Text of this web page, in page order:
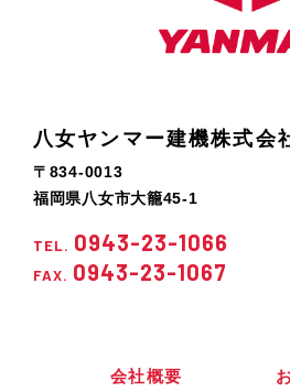
八女ヤンマー建機株式会
〒834-0013
福岡県八女市大籠45-1
TEL. 0943-23-1066
FAX. 0943-23-1067
会社概要